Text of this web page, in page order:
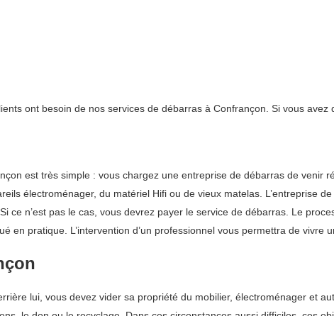
ont besoin de nos services de débarras à Confrançon. Si vous
est très simple : vous chargez une entreprise de débarras de venir
électroménager, du matériel Hifi ou de vieux matelas. L’entreprise
ce n’est pas le cas, vous devrez payer le service de débarras. Le
en pratique. L’intervention d’un professionnel vous permettra de vivre
lui, vous devez vider sa propriété du mobilier, électroménager et